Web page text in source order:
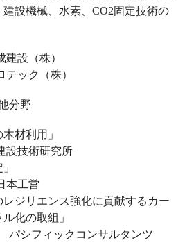
設機械、水素、CO2固定技術の
設（株）
ック（株）
分野
材利用」
技術研究所
工営
レジリエンス強化に貢献するカー
ル化の取組」
シフィックコンサルタンツ